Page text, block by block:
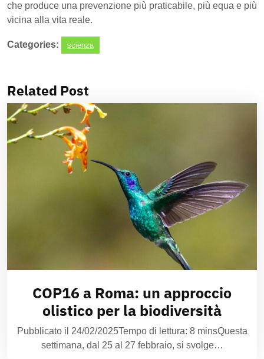
che produce una prevenzione più praticabile, più equa e più
vicina alla vita reale.
Categories: scienza
Related Post
COP16 a Roma: un approccio
olistico per la biodiversità
Pubblicato il 24/02/2025Tempo di lettura: 8 minsQuesta
settimana, dal 25 al 27 febbraio, si svolge…